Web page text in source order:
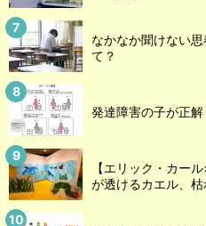
なかなか聞けない
て？
発達障害の子が正解
【エリック・カー
が透けるカエル、